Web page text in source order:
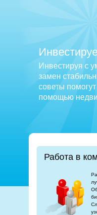
Инвестируя с
замен
советы
помощью
Работа в